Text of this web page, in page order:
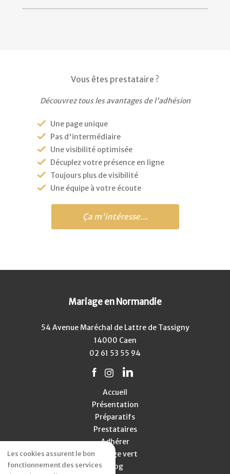
Vous êtes prestataire ?
Découvrez tous les avantages de l'adhésion
Une page unique
Pas d'intermédiaire
Une visibilité optimisée
Décuplez votre présence en ligne
Toujours plus de visibilité
Une équipe à votre écoute
Ça m'intéresse...
Mariage en Normandie
54 Avenue Maréchal de Lattre de Tassigny
14000 Caen
02 61 53 55 94
Accueil
Présentation
Préparatifs
Prestataires
Adhérer
Mariage vert
Blog
Les cookies assurent le bon
fonctionnement des services